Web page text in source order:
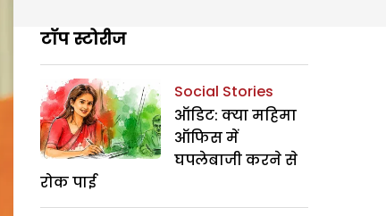
टॉप स्टोरीज
Social Stories
ऑडिट: क्या महिमा
ऑफिस में
घपलेबाजी करने से
रोक पाई